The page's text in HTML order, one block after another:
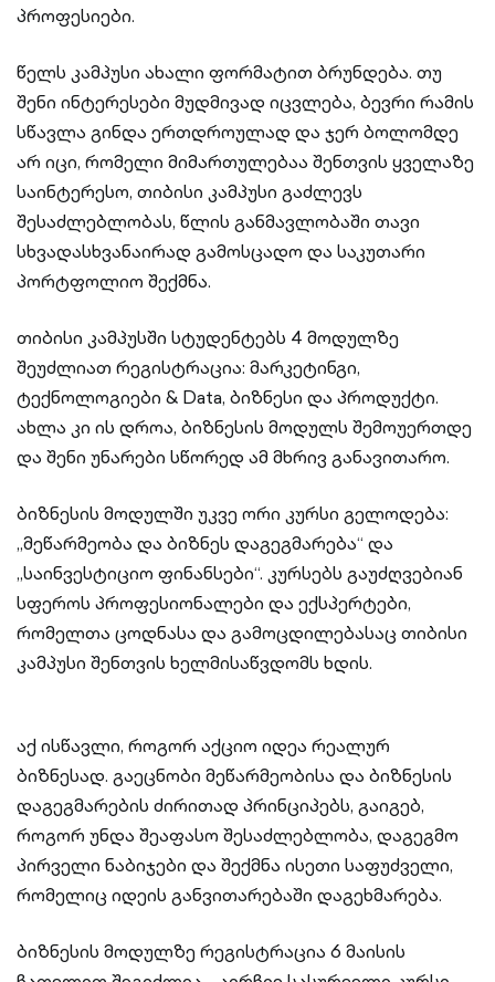
პროფესიები.
წელს კამპუსი ახალი ფორმატით ბრუნდება. თუ
შენი ინტერესები მუდმივად იცვლება, ბევრი რამის
სწავლა გინდა ერთდროულად და ჯერ ბოლომდე
არ იცი, რომელი მიმართულებაა შენთვის ყველაზე
საინტერესო, თიბისი კამპუსი გაძლევს
შესაძლებლობას, წლის განმავლობაში თავი
სხვადასხვანაირად გამოსცადო და საკუთარი
პორტფოლიო შექმნა.
თიბისი კამპუსში სტუდენტებს 4 მოდულზე
შეუძლიათ რეგისტრაცია: მარკეტინგი,
ტექნოლოგიები & Data, ბიზნესი და პროდუქტი.
ახლა კი ის დროა, ბიზნესის მოდულს შემოუერთდე
და შენი უნარები სწორედ ამ მხრივ განავითარო.
ბიზნესის მოდულში უკვე ორი კურსი გელოდება:
„მეწარმეობა და ბიზნეს დაგეგმარება“ და
„საინვესტიციო ფინანსები“. კურსებს გაუძღვებიან
სფეროს პროფესიონალები და ექსპერტები,
რომელთა ცოდნასა და გამოცდილებასაც თიბისი
კამპუსი შენთვის ხელმისაწვდომს ხდის.
აქ ისწავლი, როგორ აქციო იდეა რეალურ
ბიზნესად. გაეცნობი მეწარმეობისა და ბიზნესის
დაგეგმარების ძირითად პრინციპებს, გაიგებ,
როგორ უნდა შეაფასო შესაძლებლობა, დაგეგმო
პირველი ნაბიჯები და შექმნა ისეთი საფუძველი,
რომელიც იდეის განვითარებაში დაგეხმარება.
ბიზნესის მოდულზე რეგისტრაცია 6 მაისის